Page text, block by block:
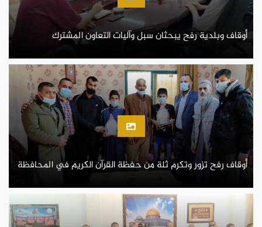
أوقاف وبلدية رفح يبحثان سبل وآليات التعاون المشترك
أوقاف رفح تزور وتكرم ثلة من حفظة القرآن الكريم في المحافظة